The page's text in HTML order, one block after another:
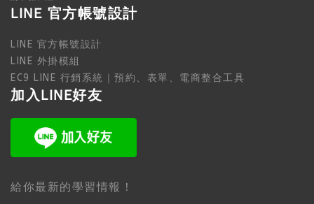
LINE 官方帳號設計
LINE 官方帳號設計
LINE 外掛模組
EC9 LINE 行銷系統｜預約、表單、電商整合工具
加入LINE好友
給你最新的學習情報！